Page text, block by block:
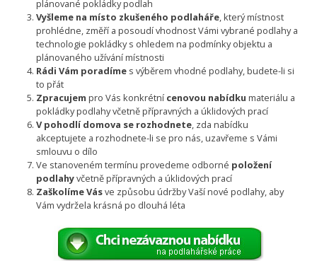
plánované pokládky podlah
Vyšleme na místo zkušeného podlaháře, který místnost
prohlédne, změří a posoudí vhodnost Vámi vybrané podlahy a
technologie pokládky s ohledem na podmínky objektu a
plánovaného užívání místnosti
Rádi Vám poradíme s výběrem vhodné podlahy, budete-li si
to přát
Zpracujem pro Vás konkrétní cenovou nabídku materiálu a
pokládky podlahy včetně přípravných a úklidových prací
V pohodlí domova se rozhodnete, zda nabídku
akceptujete a rozhodnete-li se pro nás, uzavřeme s Vámi
smlouvu o dílo
Ve stanoveném termínu provedeme odborné položení
podlahyvčetně přípravných a úklidových prací
Zaškolíme Vásve způsobu údržby Vaší nové podlahy, aby
Vám vydržela krásná po dlouhá léta